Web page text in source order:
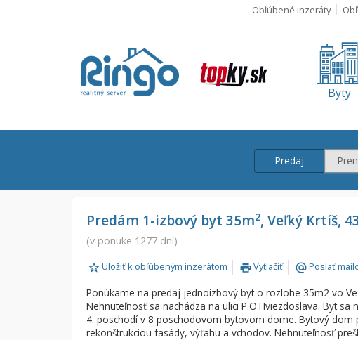
Obľúbené inzeráty
Byty
Predaj
Predaj
Prenájom
Predám 1-izbový byt 35m2, Veľký Krtíš,
(v ponuke 1277 dní)
Uložiť k obľúbeným inzerátom printVytlačiť alternate_emailPoslať
Ponúkame na predaj jednoizbový byt o rozlohe 35m2 vo
Nehnuteľnosť sa nachádza na ulici P.O.Hviezdoslava. Byt sa
4. poschodí v 8 poschodovom bytovom dome. Bytový dom
rekonštrukciou fasády, výťahu a vchodov. Nehnuteľnosť